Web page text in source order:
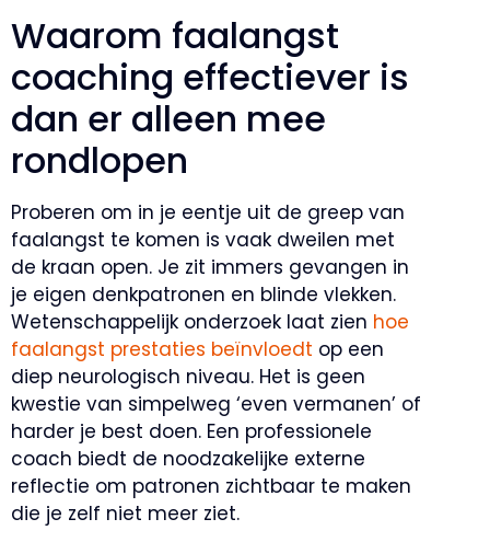
Waarom faalangst
coaching effectiever is
dan er alleen mee
rondlopen
Proberen om in je eentje uit de greep van
faalangst te komen is vaak dweilen met
de kraan open. Je zit immers gevangen in
je eigen denkpatronen en blinde vlekken.
Wetenschappelijk onderzoek laat zien hoe
faalangst prestaties beïnvloedt op een
diep neurologisch niveau. Het is geen
kwestie van simpelweg ‘even vermanen’ of
harder je best doen. Een professionele
coach biedt de noodzakelijke externe
reflectie om patronen zichtbaar te maken
die je zelf niet meer ziet.